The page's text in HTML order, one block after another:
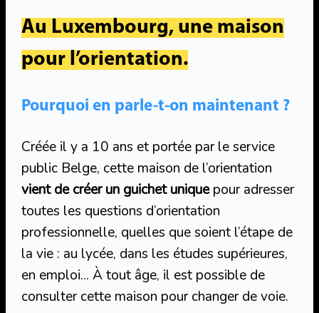
Au Luxembourg, une maison
pour l’orientation.
Pourquoi en parle-t-on maintenant ?
Créée il y a 10 ans et portée par le service
public Belge, cette maison de l’orientation
vient de créer un guichet uniquepour adresser
toutes les questions d’orientation
professionnelle, quelles que soient l’étape de
la vie : au lycée, dans les études supérieures,
en emploi… À tout âge, il est possible de
consulter cette maison pour changer de voie.